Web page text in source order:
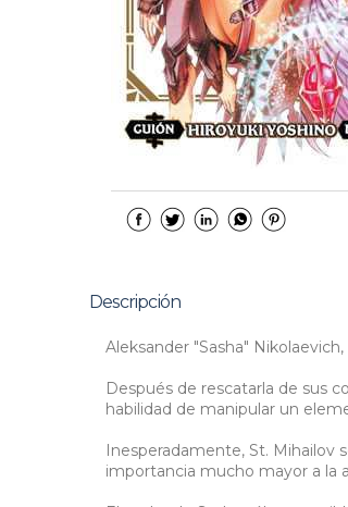
Descripción
Aleksander "Sasha"
Después de rescatarla de sus
habilidad de manipular un
Inesperadamente, St. Mihailov
importancia mucho mayor a la